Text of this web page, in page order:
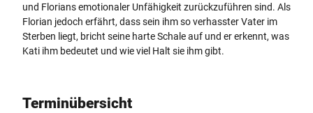
und Florians emotionaler Unfähigkeit zurückzuführen sind. Als
Florian jedoch erfährt, dass sein ihm so verhasster Vater im
Sterben liegt, bricht seine harte Schale auf und er erkennt, was
Kati ihm bedeutet und wie viel Halt sie ihm gibt.
Terminübersicht